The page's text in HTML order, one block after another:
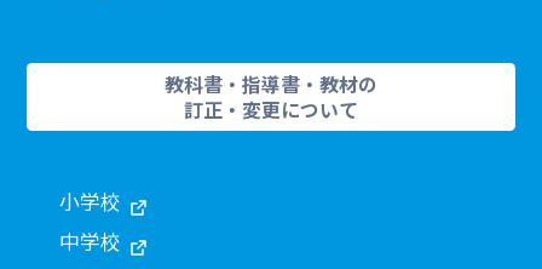
教科書・指導書・教材の
訂正・変更について
小学校
中学校